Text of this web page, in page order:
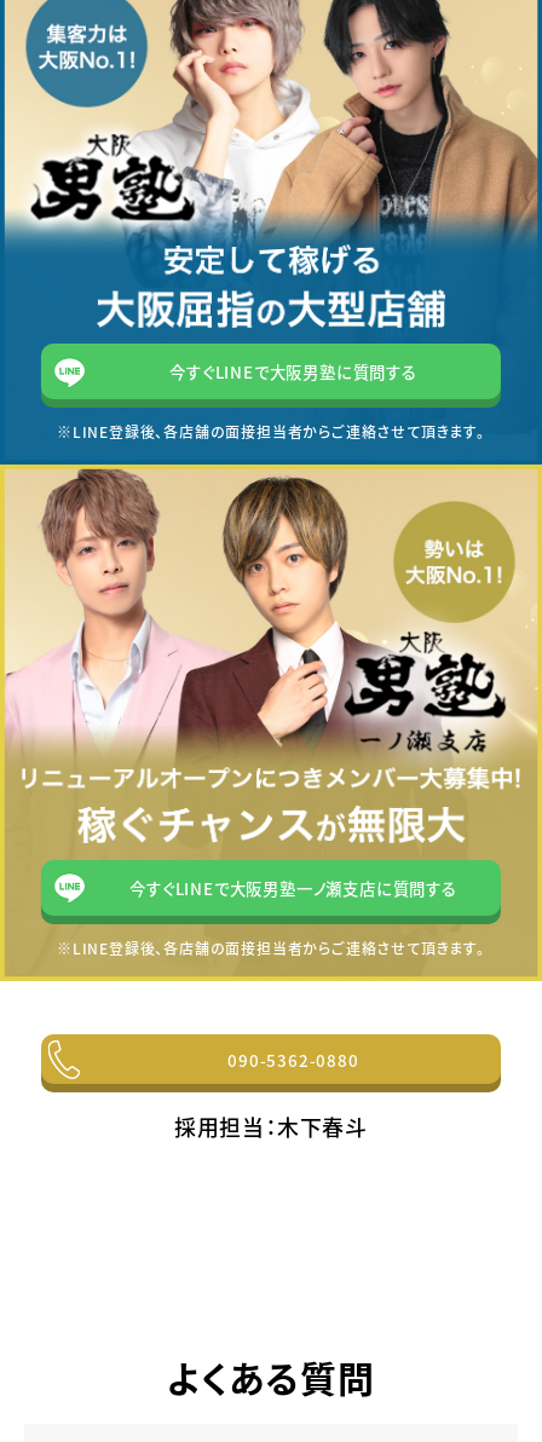
今すぐLINEで大阪男塾に質問する
※LINE登録後、各店舗の面接担当者からご連絡させて頂きます。
今すぐLINEで大阪男塾一ノ瀬支店に質問する
※LINE登録後、各店舗の面接担当者からご連絡させて頂きます。
090-5362-0880
採用担当：木下春斗
よくある質問